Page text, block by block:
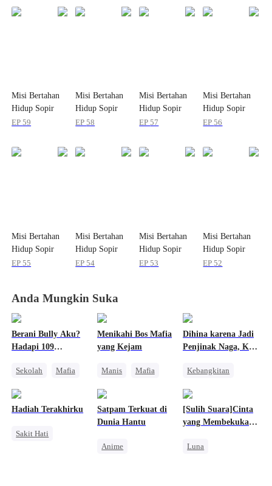
Misi Bertahan
Hidup Sopir
Kiamat
EP59
Misi Bertahan
Hidup Sopir
Kiamat
EP58
Misi Bertahan
Hidup Sopir
Kiamat
EP57
Misi Bertahan
Hidup Sopir
Kiamat
EP56
Misi Bertahan
Hidup Sopir
Kiamat
EP55
Misi Bertahan
Hidup Sopir
Kiamat
EP54
Misi Bertahan
Hidup Sopir
Kiamat
EP53
Misi Bertahan
Hidup Sopir
Kiamat
EP52
Anda Mungkin Suka
Berani Bully Aku?
Hadapi 109
Sekolah
Mafia
Menikahi Bos Mafia
yang Kejam
Manis
Mafia
Pasangan Kuat
Dihina karena Jadi
Penjinak Naga, Kini
Kebangkitan
Hadiah Terakhirku
Sakit Hati
Satpam Terkuat di
Dunia Hantu
Anime
[Sulih Suara]Cinta
yang Membekukan
Luna